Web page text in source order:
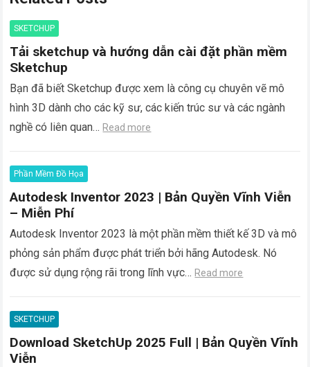
SKETCHUP
Tải sketchup và hướng dẫn cài đặt phần mềm
Sketchup
Bạn đã biết Sketchup được xem là công cụ chuyên vẽ mô
hình 3D dành cho các kỹ sư, các kiến trúc sư và các ngành
nghề có liên quan… Read more
Phần Mềm Đồ Họa
Autodesk Inventor 2023 | Bản Quyền Vĩnh Viễn
– Miễn Phí
Autodesk Inventor 2023 là một phần mềm thiết kế 3D và mô
phỏng sản phẩm được phát triển bởi hãng Autodesk. Nó
được sử dụng rộng rãi trong lĩnh vực… Read more
SKETCHUP
Download SketchUp 2025 Full | Bản Quyền Vĩnh
Viễn